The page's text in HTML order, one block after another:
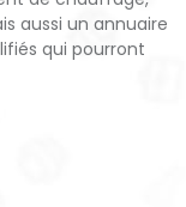
aussi un annuaire
qui pourront